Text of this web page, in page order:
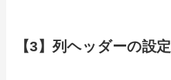
【3】列ヘッダーの設定